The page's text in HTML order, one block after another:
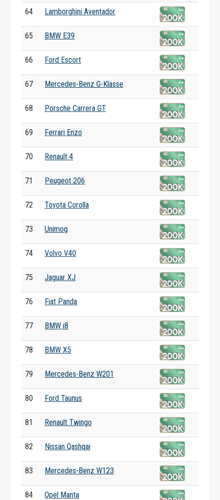
64 Lamborghini Aventador
65 BMW E39
66 Ford Escort
67 Mercedes-Benz G-Klasse
68 Porsche Carrera GT
69 Ferrari Enzo
70 Renault 4
71 Peugeot 206
72 Toyota Corolla
73 Unimog
74 Volvo V40
75 Jaguar XJ
76 Fiat Panda
77 BMW i8
78 BMW X5
79 Mercedes-Benz W201
80 Ford Taunus
81 Renault Twingo
82 Nissan Qashqai
83 Mercedes-Benz W123
84 Opel Manta